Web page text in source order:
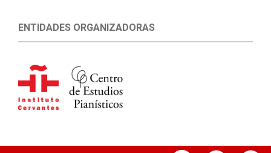
ENTIDADES ORGANIZADORAS